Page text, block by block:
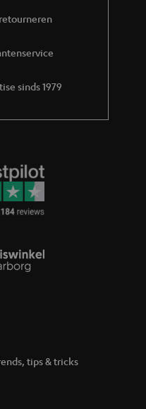
sinds 1979
tips & tricks